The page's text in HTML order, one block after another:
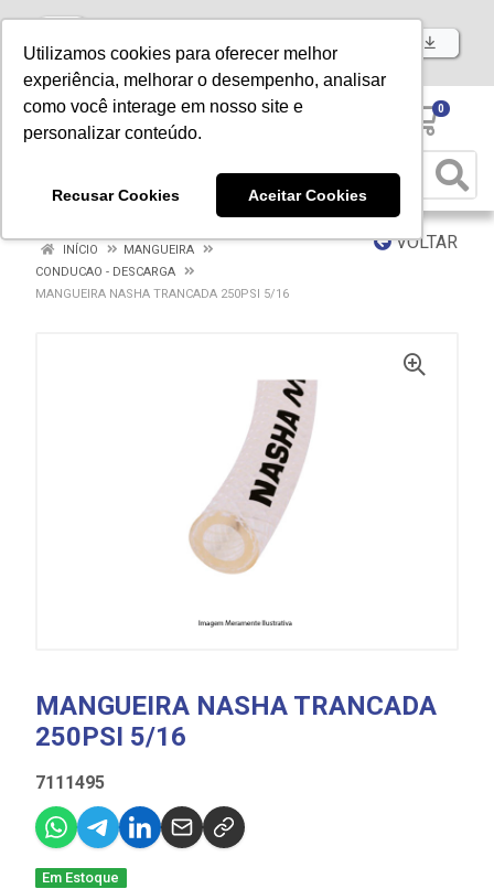
Utilizamos cookies para oferecer melhor
experiência, melhorar o desempenho, analisar
como você interage em nosso site e
personalizar conteúdo.
Recusar Cookies Aceitar Cookies
Baixe já nosso APP
0
VOLTAR
INÍCIO
MANGUEIRA
CONDUCAO - DESCARGA
MANGUEIRA NASHA TRANCADA 250PSI 5/16
MANGUEIRA NASHA TRANCADA
250PSI 5/16
7111495
Em Estoque